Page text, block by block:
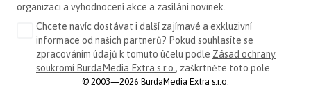
organizaci a vyhodnocení akce a zasílání novinek.
Chcete navíc dostávat i další zajímavé a exkluzivní
informace od našich partnerů? Pokud souhlasíte se
zpracováním údajů k tomuto účelu podle Zásad ochrany
soukromí BurdaMedia Extra s.r.o. , zaškrtněte toto pole.
© 2003—2026 BurdaMedia Extra s.r.o.